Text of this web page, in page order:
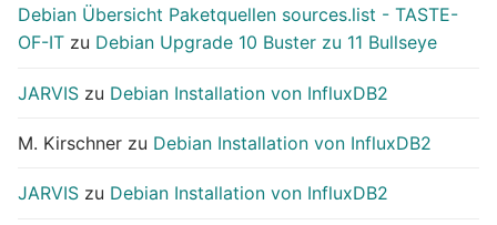
Debian Übersicht Paketquellen sources.list - TASTE-
OF-IT zu Debian Upgrade 10 Buster zu 11 Bullseye
JARVIS zu Debian Installation von InfluxDB2
M. Kirschner zu Debian Installation von InfluxDB2
JARVIS zu Debian Installation von InfluxDB2